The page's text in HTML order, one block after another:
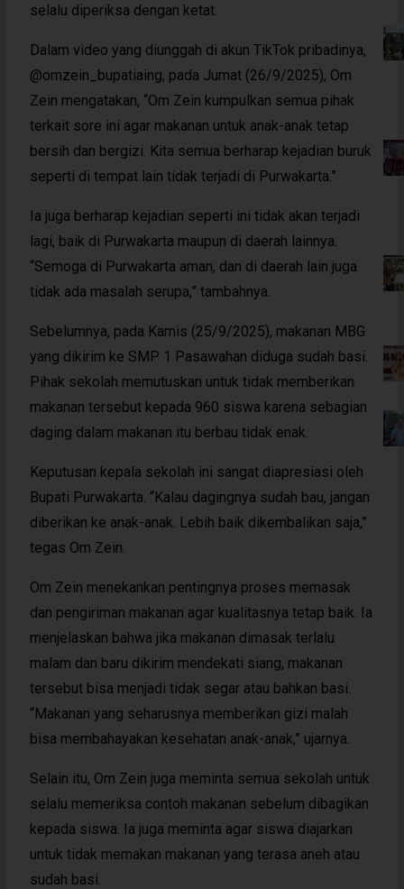
selalu diperiksa dengan ketat.
Dalam video yang diunggah di akun TikTok pribadinya,
@omzein_bupatiaing, pada Jumat (26/9/2025), Om
Zein mengatakan, “Om Zein kumpulkan semua pihak
terkait sore ini agar makanan untuk anak-anak tetap
bersih dan bergizi. Kita semua berharap kejadian buruk
seperti di tempat lain tidak terjadi di Purwakarta.”
Ia juga berharap kejadian seperti ini tidak akan terjadi
lagi, baik di Purwakarta maupun di daerah lainnya.
“Semoga di Purwakarta aman, dan di daerah lain juga
tidak ada masalah serupa,” tambahnya.
Sebelumnya, pada Kamis (25/9/2025), makanan MBG
yang dikirim ke SMP 1 Pasawahan diduga sudah basi.
Pihak sekolah memutuskan untuk tidak memberikan
makanan tersebut kepada 960 siswa karena sebagian
daging dalam makanan itu berbau tidak enak.
Keputusan kepala sekolah ini sangat diapresiasi oleh
Bupati Purwakarta. “Kalau dagingnya sudah bau, jangan
diberikan ke anak-anak. Lebih baik dikembalikan saja,”
tegas Om Zein.
Om Zein menekankan pentingnya proses memasak
dan pengiriman makanan agar kualitasnya tetap baik. Ia
menjelaskan bahwa jika makanan dimasak terlalu
malam dan baru dikirim mendekati siang, makanan
tersebut bisa menjadi tidak segar atau bahkan basi.
“Makanan yang seharusnya memberikan gizi malah
bisa membahayakan kesehatan anak-anak,” ujarnya.
Selain itu, Om Zein juga meminta semua sekolah untuk
selalu memeriksa contoh makanan sebelum dibagikan
kepada siswa. Ia juga meminta agar siswa diajarkan
untuk tidak memakan makanan yang terasa aneh atau
sudah basi.